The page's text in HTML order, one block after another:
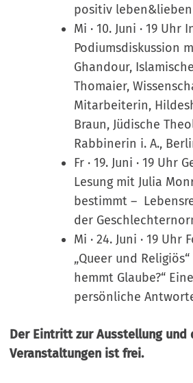
positiv leben&lieben
Mi · 10. Juni · 19 Uhr
Podiumsdiskussion
Ghandour,
Thomaier,
Mitarbeiterin,
Braun, Jüdische
Rabbinerin i. A.,
Fr · 19. Juni · 19 Uhr
Lesung mit Julia
bestimmt –
der
Mi · 24. Juni · 19 Uhr
„Queer und
hemmt Glaube?“
persönliche
Der Eintritt zur Ausstellung und
Veranstaltungen ist frei.